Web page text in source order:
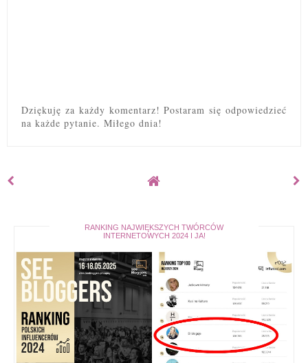
Dziękuję za każdy komentarz! Postaram się odpowiedzieć
na każde pytanie. Miłego dnia!
RANKING NAJWIĘKSZYCH TWÓRCÓW
INTERNETOWYCH 2024 I JA!